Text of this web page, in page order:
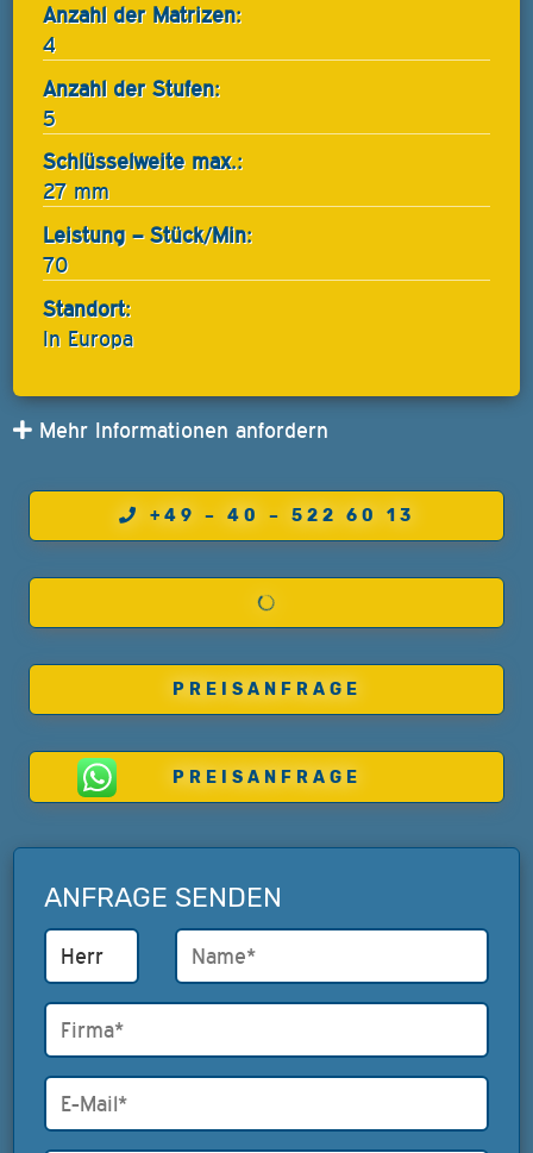
Anzahl der Matrizen:
4
Anzahl der Stufen:
5
Schlüsselweite max.:
27 mm
Leistung – Stück/Min:
70
Standort:
In Europa
Mehr Informationen anfordern
+49 – 40 – 522 60 13
PREISANFRAGE
PREISANFRAGE
ANFRAGE SENDEN